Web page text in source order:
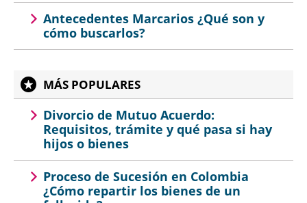
Antecedentes Marcarios ¿Qué son y
cómo buscarlos?
MÁS POPULARES
Divorcio de Mutuo Acuerdo:
Requisitos, trámite y qué pasa si hay
hijos o bienes
Proceso de Sucesión en Colombia
¿Cómo repartir los bienes de un